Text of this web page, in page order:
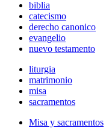
biblia
catecismo
derecho canonico
evangelio
nuevo testamento
liturgia
matrimonio
misa
sacramentos
Misa y sacramentos